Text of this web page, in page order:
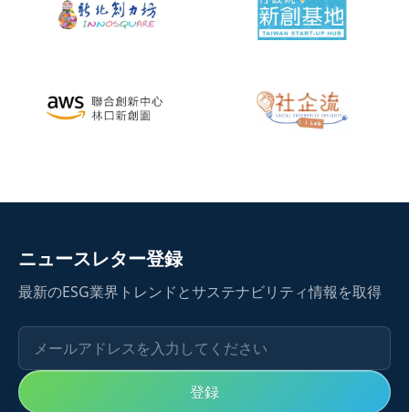
ニュースレター登録
最新のESG業界トレンドとサステナビリティ情報を取得
メールアドレスを入力してください
登録